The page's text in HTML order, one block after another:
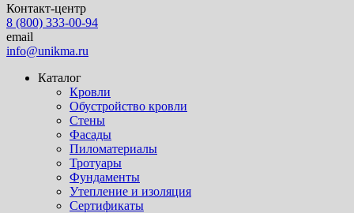
Контакт-центр
8 (800) 333-00-94
email
info@unikma.ru
Каталог
Кровли
Обустройство кровли
Стены
Фасады
Пиломатериалы
Тротуары
Фундаменты
Утепление и изоляция
Сертификаты